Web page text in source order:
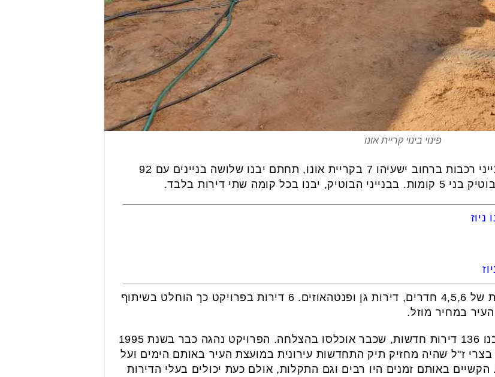
פינוי בינוי קריית אונו
חברת משהב החלה השבוע בהריסת 2 בנייני רכבות ברחוב ישעיהו 7 בקריית אונו, תחתם יבנו שלושה בניינים עם 92
תמהיל הדירות בפרויקט מגוון וכולל דירות של 4,5,6 חדרים, דירות גן ופנטהאוזים. 6 דירות בפרויקט כך הוחלט בשיתוף
במחיר מוזל.
מדובר בשלב ב' של פרויקט, במסגרתו נבנו 136 דירות חדשות, שכבר אוכלסו בהצלחה. הפרויקט נהגה כבר בשנת 1995
ז"ל שהיה מחזיק תיק התחדשות עירונית במועצת העיר באותם הימים ועל
באותם זמנים היו רבים וגם התקלות, אולם כעת יכולים בעלי הדירות